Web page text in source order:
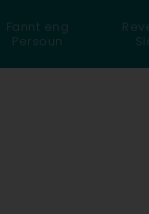
Fannt eng
Persoun